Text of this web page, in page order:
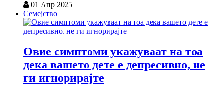
01 Апр 2025
Семејство
Овие симптоми укажуваат на тоа
дека вашето дете е депресивно, не
ги игнорирајте